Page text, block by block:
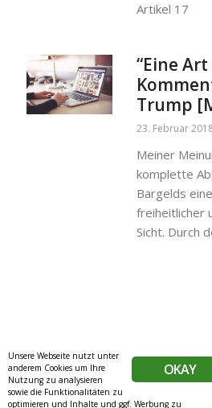
Artikel 17
“Eine
Trump
23. Februar
Meiner
komplette
Bargelds
freiheitlicher
Sicht. Durch
OKAY
Unsere Webseite nutzt unter
anderem Cookies um Ihre
Nutzung zu analysieren
sowie die Funktionalitäten zu
optimieren und Inhalte und ggf. Werbung zu